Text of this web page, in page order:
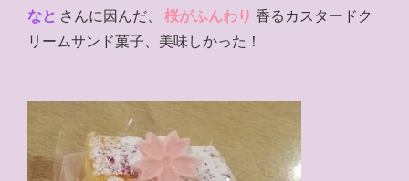
なと さんに因んだ、 桜がふんわり 香るカスタードク
リームサンド菓子、美味しかった！